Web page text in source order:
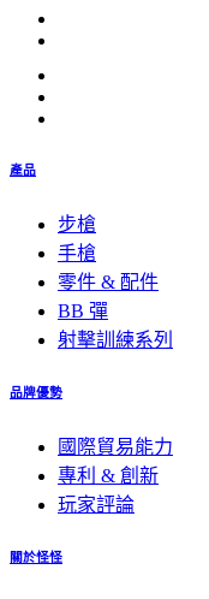
產品
步槍
手槍
零件 & 配件
BB 彈
射擊訓練系列
品牌優勢
國際貿易能力
專利 & 創新
玩家評論
關於怪怪